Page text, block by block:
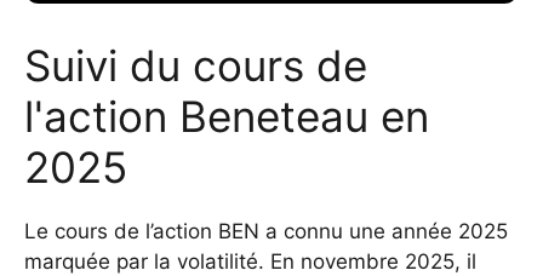
Suivi du cours de
l'action Beneteau en
2025
Le cours de l’action BEN a connu une année 2025
marquée par la volatilité. En novembre 2025, il